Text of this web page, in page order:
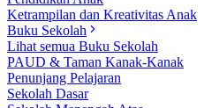
Ketrampilan dan Kreativitas Anak
Buku Sekolah
Lihat semua Buku Sekolah
PAUD & Taman Kanak-Kanak
Penunjang Pelajaran
Sekolah Dasar